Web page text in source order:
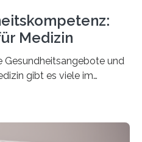
Medizin
Gesundheitsangebote und
gibt es viele im
abgesicherten Inhalten?